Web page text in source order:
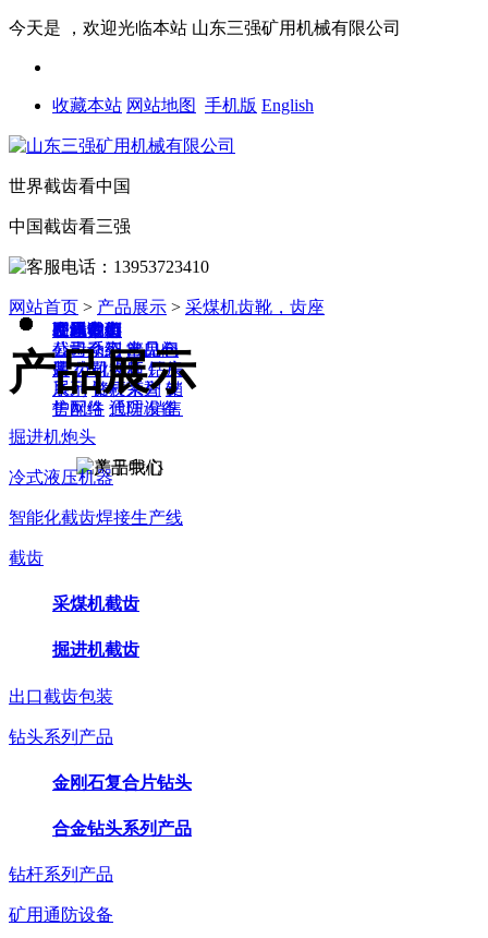
今天是 ，欢迎光临本站 山东三强矿用机械有限公司
收藏本站 网站地图 手机版 English
世界截齿看中国
中国截齿看三强
网站首页
硬岩截齿
产品中心
截齿系列 出口包
装 齿靴齿座 钻头
系列 钻杆系列 支
护配件 通防设备
工程案例
公司介绍
公司介绍 产品仓
库 公司视频 厂房
展示 资质荣誉 销
售网络 代理/销售
资讯动态
公司动态 常见问
题
在线询单
联系我们
网站首页 > 产品展示 > 采煤机齿靴，齿座
产品展示
掘进机炮头
冷式液压机器
智能化截齿焊接生产线
截齿
采煤机截齿
掘进机截齿
出口截齿包装
钻头系列产品
金刚石复合片钻头
合金钻头系列产品
钻杆系列产品
矿用通防设备